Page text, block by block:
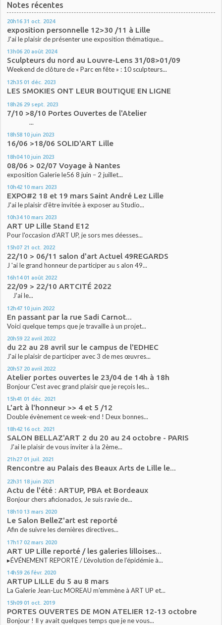
Notes récentes
20h16 31 oct. 2024
exposition personnelle 12>30 /11 à Lille
J'ai le plaisir de présenter une exposition thématique...
13h06 20 août 2024
Sculpteurs du nord au Louvre-Lens 31/08>01/09
Weekend de clôture de « Parc en fête » : 10 sculpteurs...
12h35 01 déc. 2023
LES SMOKIES ONT LEUR BOUTIQUE EN LIGNE
18h26 29 sept. 2023
7/10 >8/10 Portes Ouvertes de l'Atelier
...
18h58 10 juin 2023
16/06 >18/06 SOLID'ART Lille
18h04 10 juin 2023
08/06 > 02/07 Voyage à Nantes
exposition Galerie le56 8 juin – 2 juillet...
10h42 10 mars 2023
EXPO#2 18 et 19 mars Saint André Lez Lille
J'ai le plaisir d'être invitée à exposer au Studio...
10h34 10 mars 2023
ART UP Lille Stand E12
Pour l'occasion d'ART UP, je sors mes déesses...
15h07 21 oct. 2022
22/10 > 06/11 salon d'art Actuel 49REGARDS
J 'ai le grand honneur de participer au s alon 49...
16h14 01 août 2022
22/09 > 22/10 ARTCITÉ 2022
J'ai le...
12h47 10 juin 2022
En passant par la rue Sadi Carnot...
Voici quelque temps que je travaille à un projet...
20h59 22 avril 2022
du 22 au 28 avril sur le campus de l'EDHEC
J'ai le plaisir de participer avec 3 de mes œuvres...
20h57 20 avril 2022
Atelier portes ouvertes le 23/04 de 14h à 18h
Bonjour C'est avec grand plaisir que je reçois les...
15h41 01 déc. 2021
L'art à l'honneur >> 4 et 5 /12
Double évènement ce week-end ! Deux bonnes...
18h42 16 oct. 2021
SALON BELLAZ'ART 2 du 20 au 24 octobre - PARIS
J'ai le plaisir de vous inviter à la 2ème...
21h27 01 juil. 2021
Rencontre au Palais des Beaux Arts de Lille le...
22h31 18 juin 2021
Actu de l'été : ARTUP, PBA et Bordeaux
Bonjour chers aficionados, Je suis ravie de...
18h10 13 mars 2020
Le Salon BelleZ'art est reporté
Afin de suivre les dernières directives...
17h17 02 mars 2020
ART UP Lille reporté / les galeries lilloises...
▸ÉVÉNEMENT REPORTÉ / L’évolution de l’épidémie à...
14h59 26 févr. 2020
ARTUP LILLE du 5 au 8 mars
La Galerie Jean-Luc MOREAU m'emmène à ART UP et...
15h09 01 oct. 2019
PORTES OUVERTES DE MON ATELIER 12-13 octobre
Bonjour ! Il y avait quelques temps que je ne vous...